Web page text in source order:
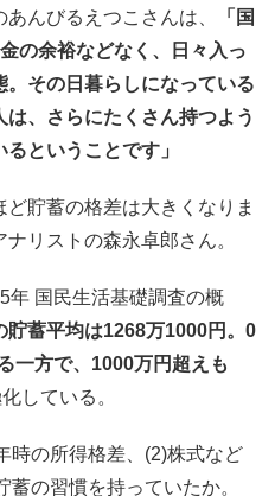
んびるえつこさんは、
「国
の余裕などなく、日々入っ
その日暮らしになっている
、さらにたくさん持つよう
ということです」
貯蓄の格差は大きくなりま
リストの森永卓郎さん。
国民生活基礎調査の概
貯蓄平均は1268万1000円。0
一方で、1000万円超えも
している。
時の所得格差、(2)株式など
の習慣を持っていたか。